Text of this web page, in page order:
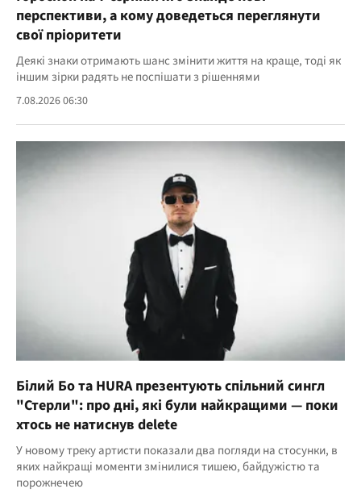
перспективи, а кому доведеться переглянути
свої пріоритети
Деякі знаки отримають шанс змінити життя на краще, тоді як
іншим зірки радять не поспішати з рішеннями
7.08.2026 06:30
Білий Бо та HURA презентують спільний сингл
"Стерли": про дні, які були найкращими — поки
хтось не натиснув delete
У новому треку артисти показали два погляди на стосунки, в
яких найкращі моменти змінилися тишею, байдужістю та
порожнечею